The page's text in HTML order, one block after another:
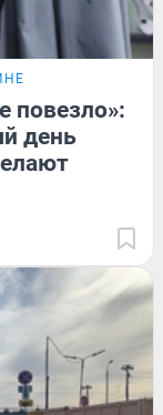
повезло»:
день